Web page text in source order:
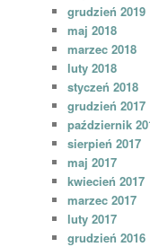
grudzień 2019
maj 2018
marzec 2018
luty 2018
styczeń 2018
grudzień 2017
październik
sierpień 2017
maj 2017
kwiecień 2017
marzec 2017
luty 2017
grudzień 2016